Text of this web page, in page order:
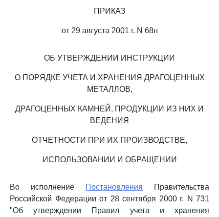
ПРИКАЗ
от 29 августа 2001 г. N 68н
ОБ УТВЕРЖДЕНИИ ИНСТРУКЦИИ
О ПОРЯДКЕ УЧЕТА И ХРАНЕНИЯ ДРАГОЦЕННЫХ
МЕТАЛЛОВ,
ДРАГОЦЕННЫХ КАМНЕЙ, ПРОДУКЦИИ ИЗ НИХ И
ВЕДЕНИЯ
ОТЧЕТНОСТИ ПРИ ИХ ПРОИЗВОДСТВЕ,
ИСПОЛЬЗОВАНИИ И ОБРАЩЕНИИ
Во исполнение Постановления Правительства
Российской Федерации от 28 сентября 2000 г. N 731
"Об утверждении Правил учета и хранения